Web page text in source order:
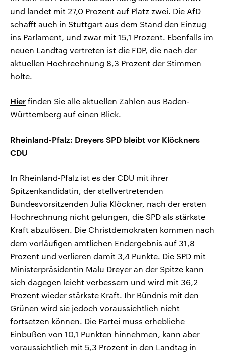
und landet mit 27,0 Prozent auf Platz zwei. Die AfD
schafft auch in Stuttgart aus dem Stand den Einzug
ins Parlament, und zwar mit 15,1 Prozent. Ebenfalls im
neuen Landtag vertreten ist die FDP, die nach der
aktuellen Hochrechnung 8,3 Prozent der Stimmen
holte.
Hier finden Sie alle aktuellen Zahlen aus Baden-
Württemberg auf einen Blick.
Rheinland-Pfalz: Dreyers SPD bleibt vor Klöckners
CDU
In Rheinland-Pfalz ist es der CDU mit ihrer
Spitzenkandidatin, der stellvertretenden
Bundesvorsitzenden Julia Klöckner, nach der ersten
Hochrechnung nicht gelungen, die SPD als stärkste
Kraft abzulösen. Die Christdemokraten kommen nach
dem vorläufigen amtlichen Endergebnis auf 31,8
Prozent und verlieren damit 3,4 Punkte. Die SPD mit
Ministerpräsidentin Malu Dreyer an der Spitze kann
sich dagegen leicht verbessern und wird mit 36,2
Prozent wieder stärkste Kraft. Ihr Bündnis mit den
Grünen wird sie jedoch voraussichtlich nicht
fortsetzen können. Die Partei muss erhebliche
Einbußen von 10,1 Punkten hinnehmen, kann aber
voraussichtlich mit 5,3 Prozent in den Landtag in